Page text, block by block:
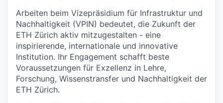
Arbeiten beim Vizepräsidium für Infrastruktur und
Nachhaltigkeit (VPIN) bedeutet, die Zukunft der
ETH Zürich aktiv mitzugestalten - eine
inspirierende, internationale und innovative
Institution. Ihr Engagement schafft beste
Voraussetzungen für Exzellenz in Lehre,
Forschung, Wissenstransfer und Nachhaltigkeit der
ETH Zürich.